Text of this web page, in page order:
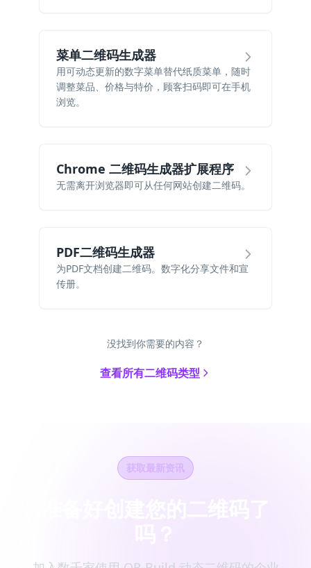
菜单二维码生成器
用可动态更新的数字菜单替代纸质菜单，随时
调整菜品、价格与特价，顾客扫码即可在手机
浏览。
Chrome 二维码生成器扩展程序
无需离开浏览器即可从任何网站创建二维码。
PDF二维码生成器
为PDF文档创建二维码。数字化分享文件和宣
传册。
没找到你需要的内容？
查看所有二维码类型
获取最新资讯